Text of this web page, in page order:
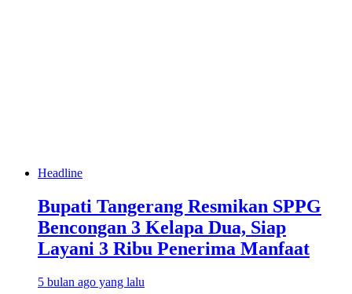
Headline
Bupati Tangerang Resmikan SPPG
Bencongan 3 Kelapa Dua, Siap
Layani 3 Ribu Penerima Manfaat
5 bulan ago yang lalu